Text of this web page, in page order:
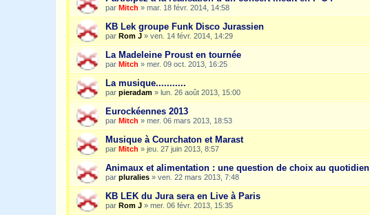
par Mitch » mar. 18 févr. 2014, 14:58
KB Lek groupe Funk Disco Jurassien
par Rom J » ven. 14 févr. 2014, 14:29
La Madeleine Proust en tournée
par Mitch » mer. 09 oct. 2013, 16:25
La musique...........
par pieradam » lun. 26 août 2013, 15:00
Eurockéennes 2013
par Mitch » mer. 06 mars 2013, 18:53
Musique à Courchaton et Marast
par Mitch » jeu. 27 juin 2013, 8:57
Animaux et alimentation : une question de choix au quotidien
par pluralies » ven. 22 mars 2013, 7:48
KB LEK du Jura sera en Live à Paris
par Rom J » mer. 06 févr. 2013, 15:35